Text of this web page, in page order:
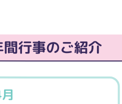
間行事のご紹介